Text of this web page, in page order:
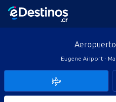
Aeropuerto
Eugene Airport -